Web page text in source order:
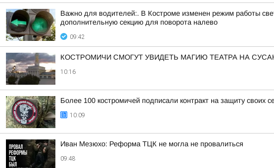
Важно для водителей:. В Костроме изменен режим работы
дополнительную секцию для поворота налево
09:42
КОСТРОМИЧИ СМОГУТ УВИДЕТЬ МАГИЮ ТЕАТРА НА
10:16
Более 100 костромичей подписали контракт на защиту своих
10:09
Иван Мезюхо: Реформа ТЦК не могла не провалиться
09:48